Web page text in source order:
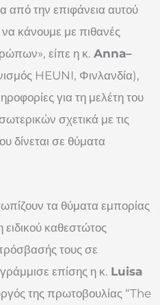
από την επιφάνεια αυτού
κάνουμε με πιθανές
είπε η κ. Anna–
HEUNI, Φινλανδία),
για τη μελέτη του
σχετικά με τις
δίνεται σε θύματα
τα θύματα εμπορίας
καθεστώτος
τους σε
επίσης η κ. Luisa
της πρωτοβουλίας “The